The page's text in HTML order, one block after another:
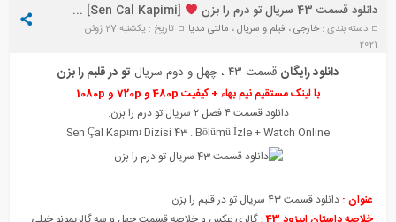
دانلود قسمت 43 سریال تو درم را بزن [Sen Cal Kapimi] + زیرنویس
دسته بندی :خارجی، فیلم و سریال، مالتی مدیا
تاریخ : یکشنبه 27 ژوئن
2021
دانلود رایگان قسمت ۴۳ ، چهل و دوم سریال تو در قلبم را بزن
با لینک مستقیم نیم بهاء + کیفیت 480p و 720p و 1080p
دانلود قسمت ۴ فصل ۲ سریال تو درم را بزن.
Sen Çal Kapımı Dizisi 43 . Bölümüİzle + Watch Online
عنوان : دانلود قسمت ۴۳ سریال تو در قلبم را بزن